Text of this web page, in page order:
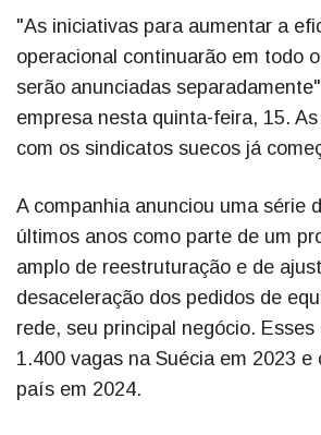
"As iniciativas para aumentar a
operacional continuarão em todo
serão anunciadas
empresa nesta quinta-feira, 15.
com os sindicatos suecos já
A companhia anunciou uma série
últimos anos como parte de um
amplo de reestruturação e de
desaceleração dos pedidos de
rede, seu principal negócio.
1.400 vagas na Suécia em 2023 e
país em 2024.